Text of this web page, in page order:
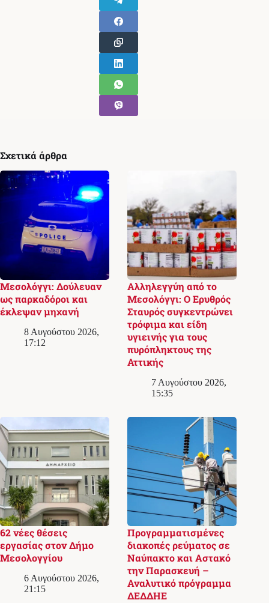
Σχετικά άρθρα
Μεσολόγγι: Δούλευαν
ως παρκαδόροι και
έκλεψαν μηχανή
8 Αυγούστου 2026,
17:12
Αλληλεγγύη από το
Μεσολόγγι: Ο Ερυθρός
Σταυρός συγκεντρώνει
τρόφιμα και είδη
υγιεινής για τους
πυρόπληκτους της
Αττικής
7 Αυγούστου 2026,
15:35
62 νέες θέσεις
εργασίας στον Δήμο
Μεσολογγίου
6 Αυγούστου 2026,
21:15
Προγραμματισμένες
διακοπές ρεύματος σε
Ναύπακτο και Αστακό
την Παρασκευή –
Αναλυτικό πρόγραμμα
ΔΕΔΔΗΕ